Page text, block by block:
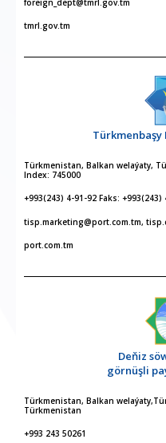
foreign_dept@tmrl.gov.tm
tmrl.gov.tm
Türkmenistan, Balkan welaýaty,
Index: 745000
+993(243) 4-91-92 Faks: +993(243)
tisp.marketing@port.com.tm,
port.com.tm
Deňiz
görnüşli
Türkmenistan, Balkan
Türkmenistan
+993 243 50261